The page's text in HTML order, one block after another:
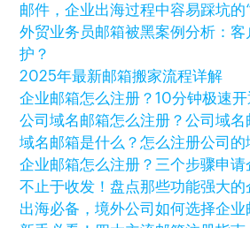
邮件，企业出海过程中容易踩坑的
外贸业务员邮箱被黑案例分析：
护？
2025年最新邮箱搬家流程详解
企业邮箱怎么注册？10分钟极速
公司域名邮箱怎么注册？公司域
域名邮箱是什么？怎么注册公司的
企业邮箱怎么注册？三个步骤申请
不止于收发！盘点那些功能强大的
出海必备，境外公司如何选择企业